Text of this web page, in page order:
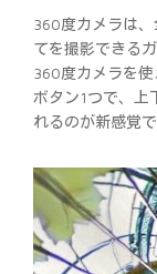
360度カメラは
てを撮影できる
360度カメラを使
ボタン1つで、上
れるのが新感覚